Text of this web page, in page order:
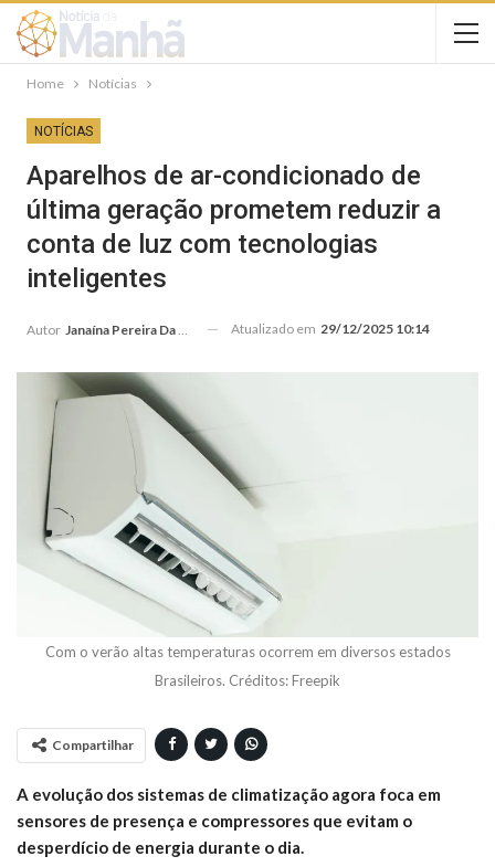
Home Notícias
NOTÍCIAS
Aparelhos de ar-condicionado de
última geração prometem reduzir a
conta de luz com tecnologias
inteligentes
Autor Janaína Pereira Da Silva Atualizado em 29/12/2025 10:14
Com o verão altas temperaturas ocorrem em diversos estados
Brasileiros. Créditos: Freepik
Compartilhar
A evolução dos sistemas de climatização agora foca em
sensores de presença e compressores que evitam o
desperdício de energia durante o dia.